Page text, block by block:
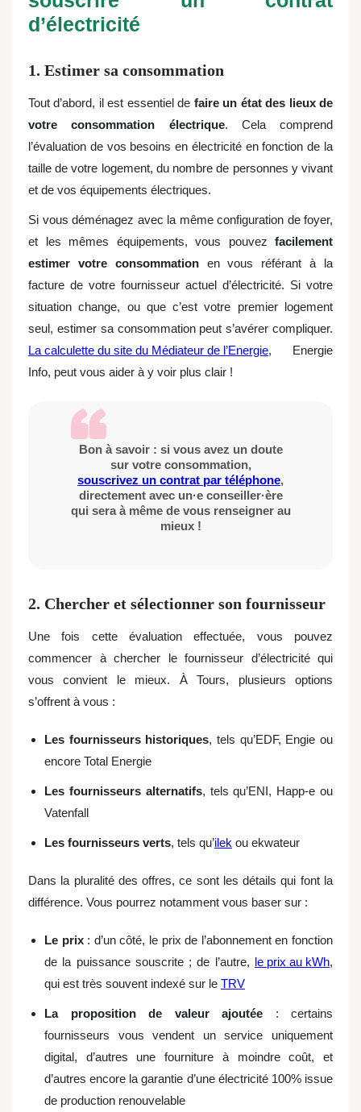
d’électricité
1. Estimer sa consommation
Tout d’abord, il est essentiel de faire un état des lieux de
votre consommation électrique. Cela comprend
l’évaluation de vos besoins en électricité en fonction de la
taille de votre logement, du nombre de personnes y vivant
et de vos équipements électriques.
Si vous déménagez avec la même configuration de foyer,
et les mêmes équipements, vous pouvez facilement
estimer votre consommationen vous référant à la
facture de votre fournisseur actuel d’électricité. Si votre
situation change, ou que c’est votre premier logement
seul, estimer sa consommation peut s’avérer compliquer.
La calculette du site du Médiateur de l’Energie, Energie
Info, peut vous aider à y voir plus clair !
Bon à savoir : si vous avez un doute
sur votre consommation,
souscrivez un contrat par téléphone,
directement avec un·e conseiller·ère
qui sera à même de vous renseigner au
mieux !
2. Chercher et sélectionner son fournisseur
Une fois cette évaluation effectuée, vous pouvez
commencer à chercher le fournisseur d’électricité qui
vous convient le mieux. À Tours, plusieurs options
s’offrent à vous :
Les fournisseurs historiques, tels qu’EDF, Engie ou
encore Total Energie
Les fournisseurs alternatifs, tels qu’ENI, Happ-e ou
Vatenfall
Les fournisseurs verts, tels qu’ilek ou ekwateur
Dans la pluralité des offres, ce sont les détails qui font la
différence. Vous pourrez notamment vous baser sur :
Le prix: d’un côté, le prix de l’abonnement en fonction
de la puissance souscrite ; de l’autre, le prix au kWh,
qui est très souvent indexé sur le TRV
La proposition de valeur ajoutée : certains
fournisseurs vous vendent un service uniquement
digital, d’autres une fourniture à moindre coût, et
d’autres encore la garantie d’une électricité 100% issue
de production renouvelable